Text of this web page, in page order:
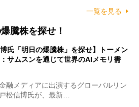
一覧を見る
騰株を探せ！
博氏「明日の爆騰株」を探せ】トーメン
サムスンを通じて世界のAIメモリ需
融メディアに出演するグローバルリン
松信博氏が、最新…